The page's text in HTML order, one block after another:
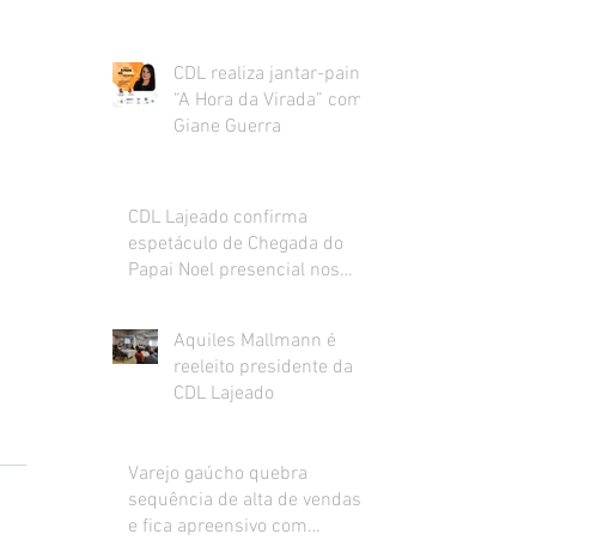
CDL realiza jantar-painel
“A Hora da Virada” com
Giane Guerra
CDL Lajeado confirma
espetáculo de Chegada do
Papai Noel presencial nos
Aquiles Mallmann é
reeleito presidente da
CDL Lajeado
Varejo gaúcho quebra
sequência de alta de vendas
e fica apreensivo com